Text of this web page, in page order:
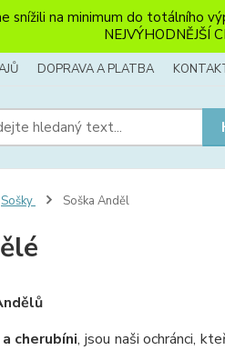
snížili na minimum do
NEJVÝHODNĚJŠÍ
DOPRAVA A PLATBA
Sošky Soška Anděl
cherubíni, jsou naši ochránci,